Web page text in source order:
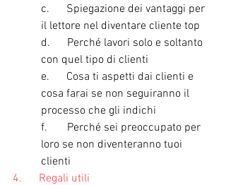
c.      Spiegazione dei vantaggi per
il lettore nel diventare cliente top
d.      Perché lavori solo e soltanto
con quel tipo di clienti
e.      Cosa ti aspetti dai clienti e
cosa farai se non seguiranno il
processo che gli indichi
f.       Perché sei preoccupato per
loro se non diventeranno tuoi
clienti
4.      Regali utili